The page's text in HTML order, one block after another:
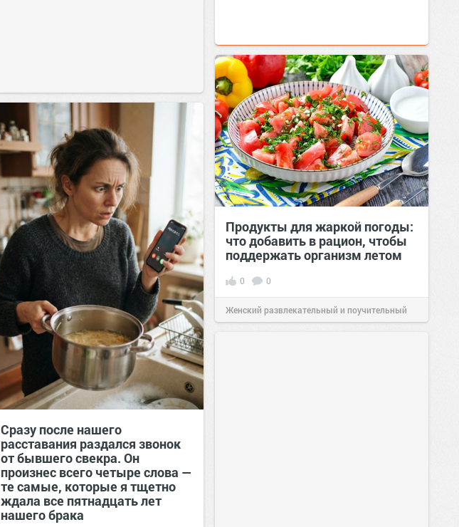
Продукты для жаркой погоды:
что добавить в рацион, чтобы
поддержать организм летом
0 0
Женский развлекательный и поучительный
Сразу после нашего
расставания раздался звонок
от бывшего свекра. Он
произнес всего четыре слова —
те самые, которые я тщетно
ждала все пятнадцать лет
нашего брака